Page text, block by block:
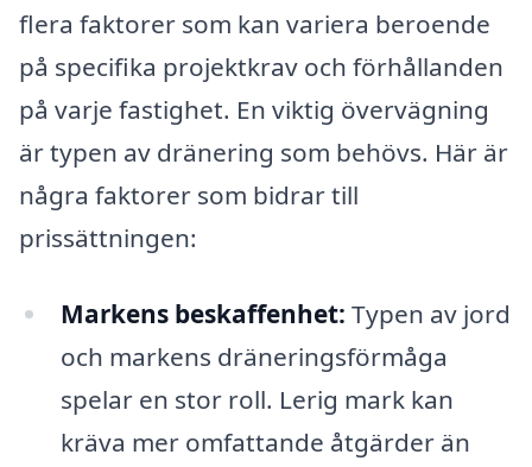
flera faktorer som kan variera beroende
på specifika projektkrav och förhållanden
på varje fastighet. En viktig övervägning
är typen av dränering som behövs. Här är
några faktorer som bidrar till
prissättningen:
Markens beskaffenhet: Typen av jord
och markens dräneringsförmåga
spelar en stor roll. Lerig mark kan
kräva mer omfattande åtgärder än